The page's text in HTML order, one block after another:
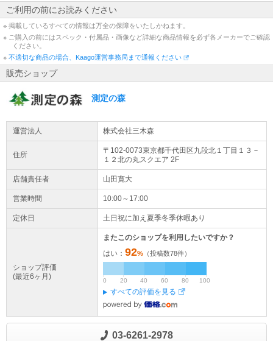
ご利用の前にお読みください
※ 掲載しているすべての情報は万全の保障をいたしかねます。
※ ご購入の前にはスペック・付属品・画像など詳細な商品情報を必ず各メーカーでご確認
ください。
※ 不適切な商品の場合、Kaago運営事務局まで通報ください
販売ショップ
測定の森
運営法人 株式会社三木森
住所 〒102-0073東京都千代田区九段北１丁目１３－
１２ 北の丸スクエア 2F
店舗責任者 山田寛大
営業時間 10:00～17:00
定休日 土日祝に加え夏季冬季休暇あり
ショップ評価
(最近6ヶ月)
またこのショップを利用したいですか？
はい： 92% （投稿数78件）
0 20 40 60 80 100
すべての評価を見る
03-6261-2978